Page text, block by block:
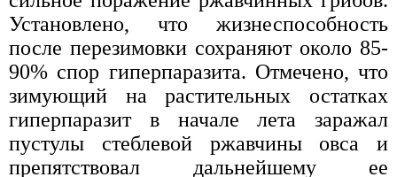
Установлено, что жизнеспособность
после перезимовки сохраняют около 85-
90% спор гиперпаразита. Отмечено, что
зимующий на растительных остатках
гиперпаразит в начале лета заражал
пустулы стеблевой ржавчины овса и
препятствовал дальнейшему ее